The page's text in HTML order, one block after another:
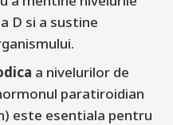
D si a sustine
a nivelurilor de
paratiroidian
este esentiala pentru